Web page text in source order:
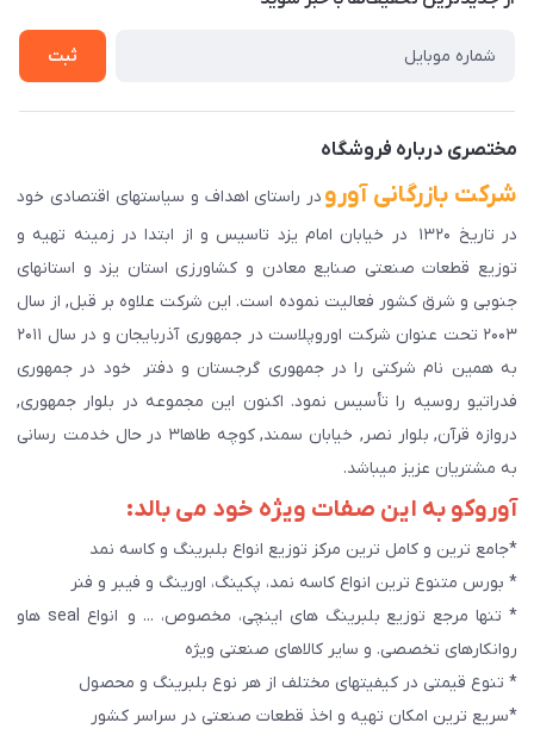
راهنمای ثبت سفارش
سوالات متداول
ثبت
مختصری درباره فروشگاه
شرکت بازرگانی آورو در راستای اهداف و سیاستهای اقتصادی خود
در تاریخ ۱۳۲۰ در خیابان امام یزد تاسیس و از ابتدا در زمینه تهیه و
توزیع قطعات صنعتی صنایع معادن و کشاورزی استان یزد و استانهای
جنوبی و شرق کشور فعالیت نموده است. این شرکت علاوه بر قبل, از سال
۲۰۰۳ تحت عنوان شرکت اوروپلاست در جمهوری آذربایجان و در سال ۲۰۱۱
به همین نام شرکتی را در جمهوری گرجستان و دفتر خود در جمهوری
فدراتیو روسیه را تأسیس نمود. اکنون این مجموعه در بلوار جمهوری,
دروازه قرآن, بلوار نصر, خیابان سمند, کوچه طاها۳ در حال خدمت رسانی
به مشتریان عزیز میباشد.
آوروکو به این صفات ویژه خود می بالد:
*جامع ترین و کامل ترین مرکز توزیع انواع بلبرینگ و کاسه نمد
* بورس متنوع ترین انواع کاسه نمد، پکینگ، اورینگ و فیبر و فنر
* تنها مرجع توزیع بلبرینگ های اینچی، مخصوص، ... و انواع seal هاو
روانکارهای تخصصی. و سایر کالاهای صنعتی ويژه
* تنوع قیمتی در کیفیتهای مختلف از هر نوع بلبرینگ و محصول
*سریع ترین امکان تهیه و اخذ قطعات صنعتی در سراسر کشور